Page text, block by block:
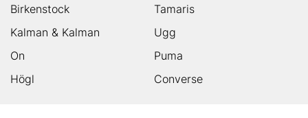
Birkenstock
Tamaris
Kalman & Kalman
Ugg
On
Puma
Högl
Converse